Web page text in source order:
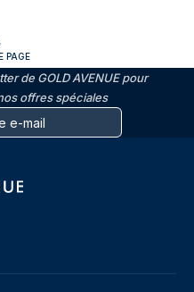
PAGE
de GOLD AVENUE pour
offres spéciales